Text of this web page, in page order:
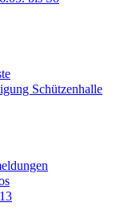
Schützenhalle